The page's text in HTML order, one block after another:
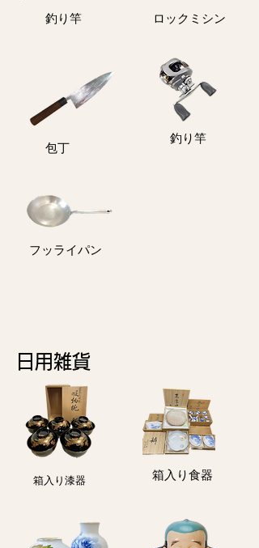
釣り竿 ロックミシン
包丁
釣り竿
フッライパン
日用雑貨
箱入り漆器 箱入り食器